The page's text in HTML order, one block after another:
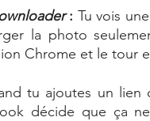
: Tu vois
la photo
Chrome et le tour
tu ajoutes un
décide que ça